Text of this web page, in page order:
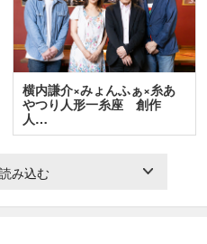
横内謙介×みょんふぁ×糸あ
やつり人形一糸座 創作
人…
み込む